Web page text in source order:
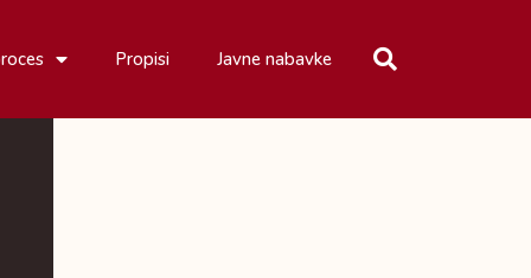
Propisi Javne nabavke